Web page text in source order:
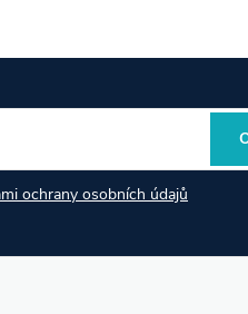
ochrany osobních údajů